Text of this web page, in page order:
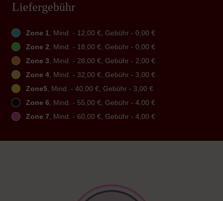
Liefergebühr
Zone 1, Mind. - 12,00 €, Gebühr - 0,00 €
Zone 2, Mind. - 18,00 €, Gebühr - 0,00 €
Zone 3, Mind. - 28,00 €, Gebühr - 2,00 €
Zone 4, Mind. - 32,00 €, Gebühr - 3,00 €
Zone5, Mind. - 40,00 €, Gebühr - 3,00 €
Zone 6, Mind. - 55,00 €, Gebühr - 4,00 €
Zone 7, Mind. - 60,00 €, Gebühr - 4,00 €